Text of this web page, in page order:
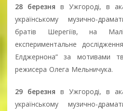
28 березня в Ужгороді, в
українському музично-
братів Шерегіїв, на
експериментальне
Елджернона” за мотивами
режисера Олега Мельничука.
29 березня в Ужгороді, в
українському музично-